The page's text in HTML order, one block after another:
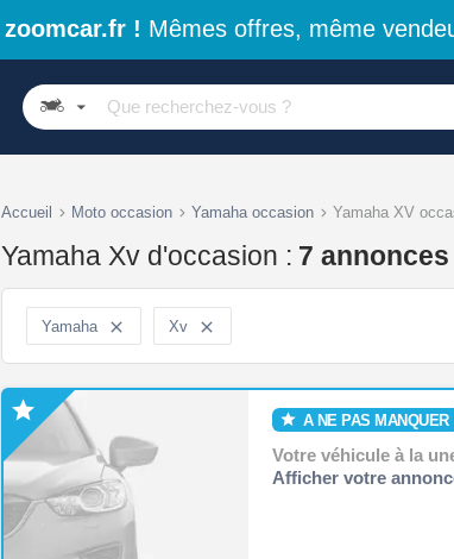
zoomcar.fr ! Mêmes offres, même
Accueil Moto occasion Yamaha occasion Yamaha XV
Yamaha Xv d'occasion : 7 annonces
Yamaha  Xv 
A NE PAS MANQUER

Votre véhicule à la
Afficher votre